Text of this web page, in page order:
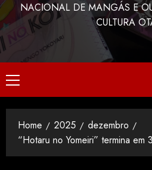
NACIONAL DE MANGÁS E
CULTURA
Home 2025
dezembro
“Hotaru no Yomeiri” termina em